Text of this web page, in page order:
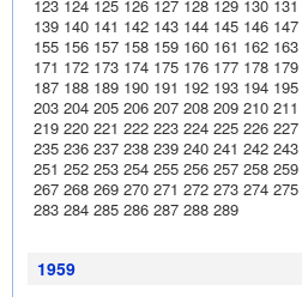
123 124 125 126 127 128 129 130 131
139 140 141 142 143 144 145 146 147
155 156 157 158 159 160 161 162 163
171 172 173 174 175 176 177 178 179
187 188 189 190 191 192 193 194 195
203 204 205 206 207 208 209 210 211
219 220 221 222 223 224 225 226 227
235 236 237 238 239 240 241 242 243
251 252 253 254 255 256 257 258 259
267 268 269 270 271 272 273 274 275
283 284 285 286 287 288 289
1959